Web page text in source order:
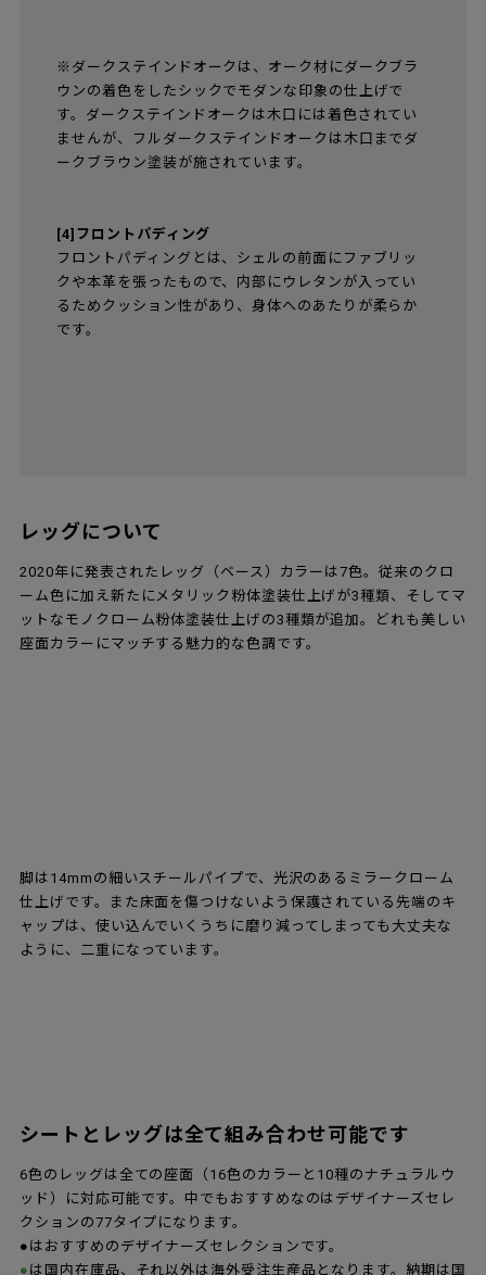
※ダークステインドオークは、オーク材にダークブラ
ウンの着色をしたシックでモダンな印象の仕上げで
す。ダークステインドオークは木口には着色されてい
ませんが、フルダークステインドオークは木口までダ
ークブラウン塗装が施されています。
[4]フロントパディング
フロントパディングとは、シェルの前面にファブリッ
クや本革を張ったもので、内部にウレタンが入ってい
るためクッション性があり、身体へのあたりが柔らか
です。
レッグについて
2020年に発表されたレッグ（ベース）カラーは7色。従来のクロ
ーム色に加え新たにメタリック粉体塗装仕上げが3種類、そしてマ
ットなモノクローム粉体塗装仕上げの3種類が追加。どれも美しい
座面カラーにマッチする魅力的な色調です。
脚は14mmの細いスチールパイプで、光沢のあるミラークローム
仕上げです。また床面を傷つけないよう保護されている先端のキ
ャップは、使い込んでいくうちに磨り減ってしまっても大丈夫な
ように、二重になっています。
シートとレッグは全て組み合わせ可能です
6色のレッグは全ての座面（16色のカラーと10種のナチュラルウ
ッド）に対応可能です。中でもおすすめなのはデザイナーズセレ
クションの77タイプになります。
●はおすすめのデザイナーズセレクションです。
● は国内在庫品、それ以外は海外受注生産品となります。納期は国